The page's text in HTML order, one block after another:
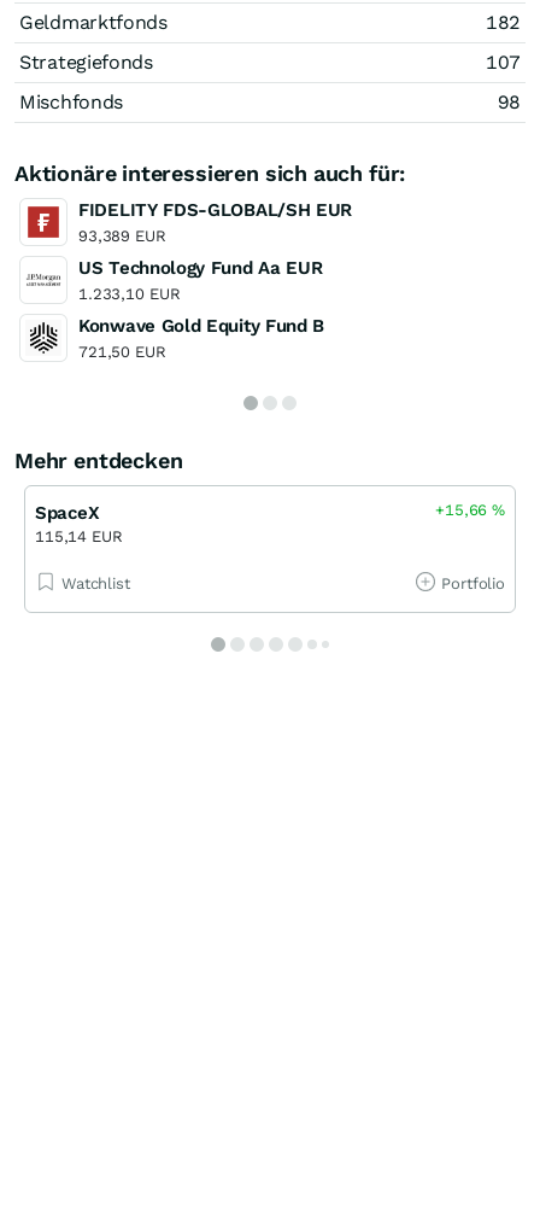
Geldmarktfonds
182
Strategiefonds
107
Mischfonds
98
Aktionäre interessieren sich auch für:
FIDELITY FDS-GLOBAL/SH EUR
93,389 EUR
US Technology Fund Aa EUR
1.233,10 EUR
Konwave Gold Equity Fund B
721,50 EUR
Mehr entdecken
SpaceX
115,14 EUR
+15,66%
Watchlist Portfolio